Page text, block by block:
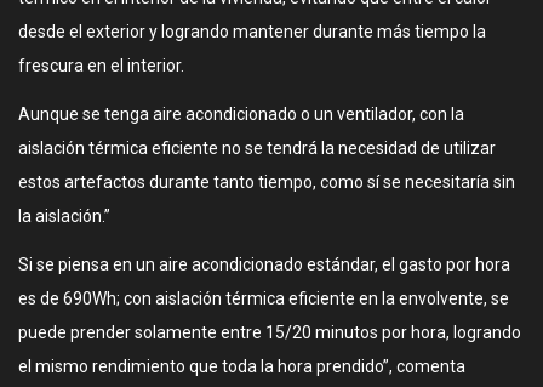
desde el exterior y logrando mantener durante más tiempo la
frescura en el interior.
Aunque se tenga aire acondicionado o un ventilador, con la
aislación térmica eficiente no se tendrá la necesidad de utilizar
estos artefactos durante tanto tiempo, como sí se necesitaría sin
la aislación.”
Si se piensa en un aire acondicionado estándar, el gasto por hora
es de 690Wh; con aislación térmica eficiente en la envolvente, se
puede prender solamente entre 15/20 minutos por hora, logrando
el mismo rendimiento que toda la hora prendido”, comenta